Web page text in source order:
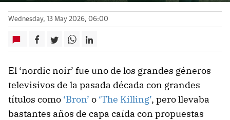
Wednesday, 13 May 2026, 06:00
El ‘nordic noir’ fue uno de los grandes géneros
televisivos de la pasada década con grandes
títulos como ‘Bron’ o ‘The Killing’, pero llevaba
bastantes años de capa caída con propuestas